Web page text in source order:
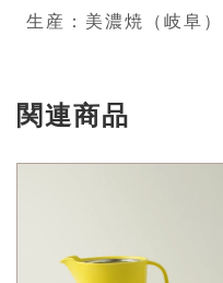
生産：美濃焼（岐阜）
関連商品